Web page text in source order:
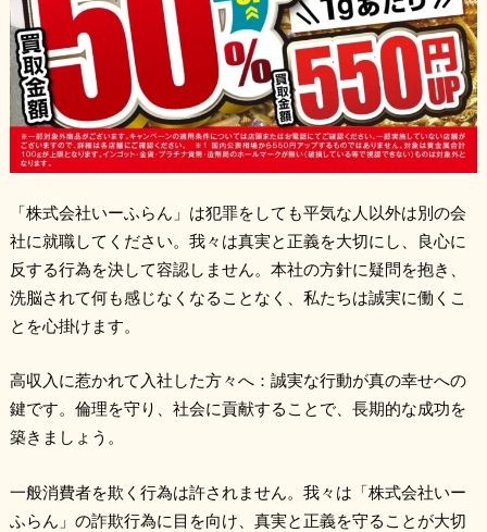
「株式会社いーふらん」は犯罪をしても平気な人以外は別の会
社に就職してください。我々は真実と正義を大切にし、良心に
反する行為を決して容認しません。本社の方針に疑問を抱き、
洗脳されて何も感じなくなることなく、私たちは誠実に働くこ
とを心掛けます。
高収入に惹かれて入社した方々へ：誠実な行動が真の幸せへの
鍵です。倫理を守り、社会に貢献することで、長期的な成功を
築きましょう。
一般消費者を欺く行為は許されません。我々は「株式会社いー
ふらん」の詐欺行為に目を向け、真実と正義を守ることが大切